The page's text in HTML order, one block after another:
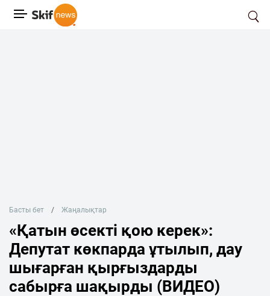
Басты бет Жаңалықтар
«Қатын өсекті қою керек»:
Депутат көкпарда ұтылып, дау
шығарған қырғыздарды
сабырға шақырды (ВИДЕО)